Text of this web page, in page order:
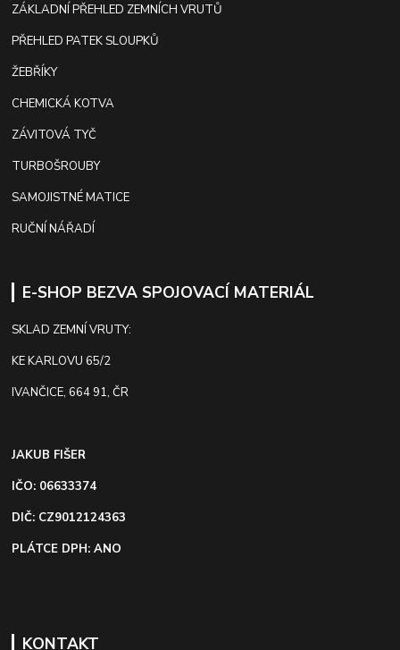
ZÁKLADNÍ PŘEHLED ZEMNÍCH VRUTŮ
PŘEHLED PATEK SLOUPKŮ
ŽEBŘÍKY
CHEMICKÁ KOTVA
ZÁVITOVÁ TYČ
TURBOŠROUBY
SAMOJISTNÉ MATICE
RUČNÍ NÁŘADÍ
E-SHOP BEZVA SPOJOVACÍ MATERIÁL
SKLAD ZEMNÍ VRUTY:
KE KARLOVU 65/2
IVANČICE, 664 91, ČR
JAKUB FIŠER
IČO: 06633374
DIČ: CZ9012124363
PLÁTCE DPH: ANO
KONTAKT